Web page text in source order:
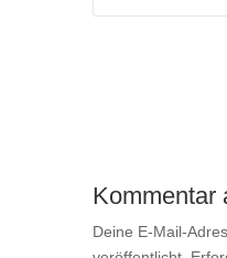
Kommentar
Deine E-Mail-